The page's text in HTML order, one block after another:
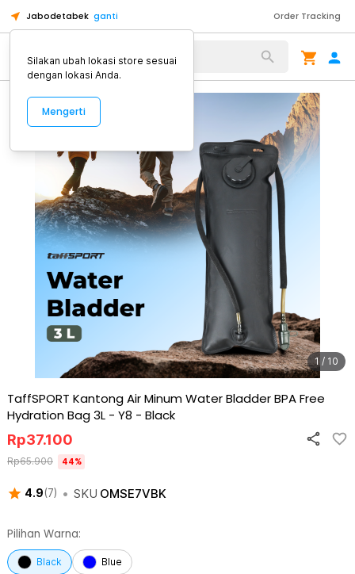
Jabodetabek ganti Order Tracking
Alat Kopi
1 / 10
TaffSPORT Kantong Air Minum Water Bladder BPA Free
Hydration Bag 3L - Y8 - Black
4.9(7) • SKU OMSE7VBK
Rp37.100
Rp65.900 44%
Pilihan Warna:
Black Blue
Silakan ubah lokasi store sesuai
dengan lokasi Anda.
Mengerti